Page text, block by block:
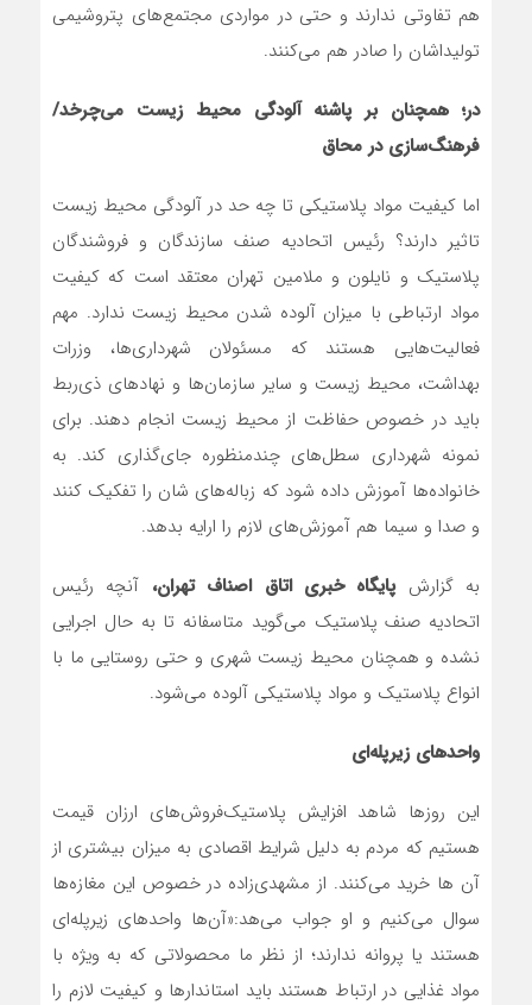
هم تفاوتی ندارند و حتی در مواردی مجتمع‌های پتروشیمی
تولیداشان را صادر هم می‌کنند.
در؛ همچنان بر پاشنه آلودگی محیط زیست می‌چرخد/
فرهنگ‌سازی در محاق
اما کیفیت مواد پلاستیکی تا چه حد در آلودگی محیط زیست
تاثیر دارند؟ رئیس اتحادیه صنف سازندگان و فروشندگان
پلاستیک و نایلون و ملامین تهران معتقد است که کیفیت
مواد ارتباطی با میزان آلوده شدن محیط زیست ندارد. مهم
فعالیت‌هایی هستند که مسئولان شهرداری‌ها، وزرات
بهداشت، محیط زیست و سایر سازمان‌ها و نهادهای ذی‌ربط
باید در خصوص حفاظت از محیط زیست انجام دهند. برای
نمونه شهرداری سطل‌های چندمنظوره جای‌گذاری کند. به
خانواده‌ها آموزش داده شود که زباله‌های شان را تفکیک کنند
و صدا و سیما هم آموزش‌های لازم را ارایه بدهد.
به گزارش پایگاه خبری اتاق اصناف تهران، آنچه رئیس
اتحادیه صنف پلاستیک می‌گوید متاسفانه تا به حال اجرایی
نشده و همچنان محیط زیست شهری و حتی روستایی ما با
انواع پلاستیک و مواد پلاستیکی آلوده می‌شود.
واحدهای زیرپله‌ای
این روزها شاهد افزایش پلاستیک‌فروش‌های ارزان قیمت
هستیم که مردم به دلیل شرایط اقصادی به میزان بیشتری از
آن ها خرید می‌کنند. از مشهدی‌زاده در خصوص این مغازه‌ها
سوال می‌کنیم و او جواب می‌هد:«آن‌ها واحدهای زیرپله‌ای
هستند یا پروانه ندارند؛ از نظر ما محصولاتی که به ویژه با
مواد غذایی در ارتباط هستند باید استاندارها و کیفیت لازم را